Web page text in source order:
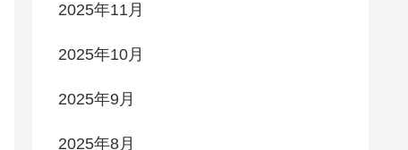
2025年11月
2025年10月
2025年9月
2025年8月